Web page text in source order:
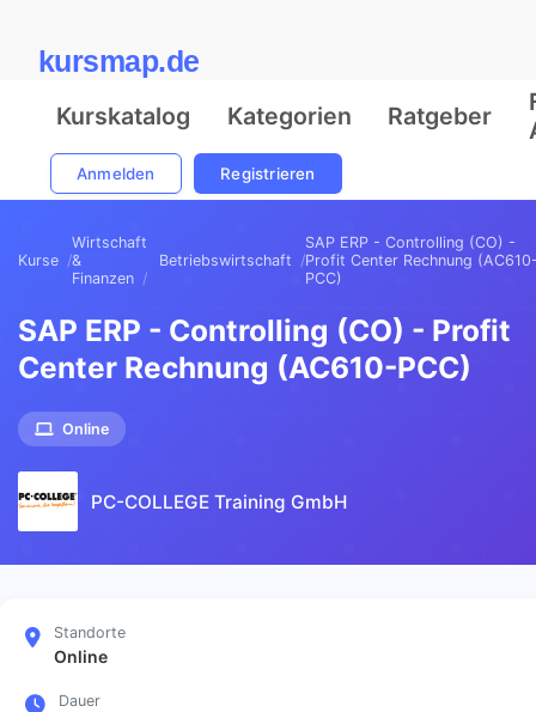
kursmap.de
Kurskatalog Kategorien Ratgeber
Anmelden Registrieren
Kurse
Wirtschaft
&
Finanzen
Betriebswirtschaft
SAP ERP - Controlling (CO) -
Profit Center Rechnung
PCC)
SAP ERP - Controlling (CO) - Profit
Center Rechnung (AC610-PCC)
Online
PC-COLLEGE Training GmbH
Standorte
Online
Dauer